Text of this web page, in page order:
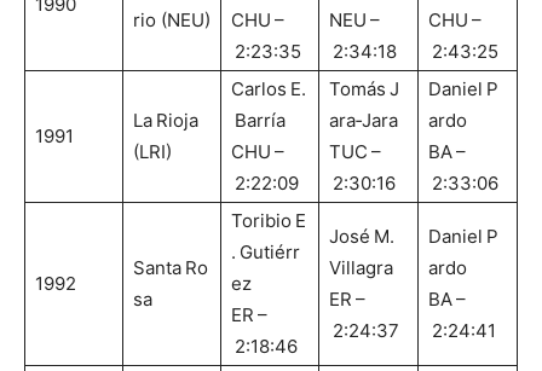
rio (NEU)
CHU –
2:23:35
NEU –
2:34:18
CHU –
2:43:25
1991
La Rioja
(LRI)
Carlos E.
Barría
CHU –
2:22:09
Tomás J
ara‑Jara
TUC –
2:30:16
Daniel P
ardo
BA –
2:33:06
1992
Santa Ro
sa
Toribio E
. Gutiérr
ez
ER –
2:18:46
José M.
Villagra
ER –
2:24:37
Daniel P
ardo
BA –
2:24:41